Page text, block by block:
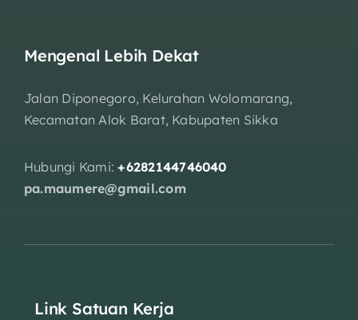
Mengenal Lebih Dekat
Jalan Diponegoro, Kelurahan Wolomarang,
Kecamatan Alok Barat, Kabupaten Sikka
Hubungi Kami:+6282144746040
pa.maumere@gmail.com
Link Satuan Kerja